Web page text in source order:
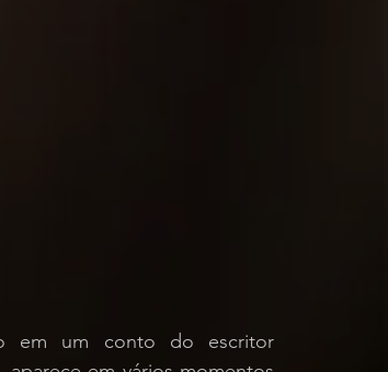
em um conto do escritor